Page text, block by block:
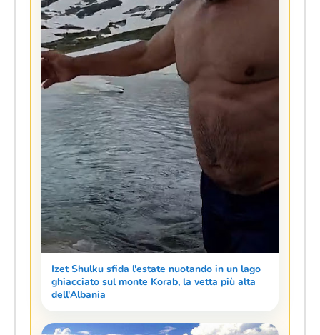
Izet Shulku sfida l'estate nuotando in un lago
ghiacciato sul monte Korab, la vetta più alta
dell'Albania